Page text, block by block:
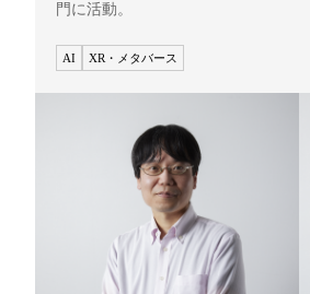
門に活動。
AI XR・メタバース